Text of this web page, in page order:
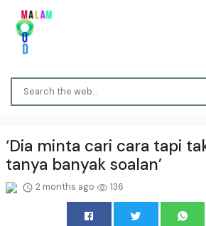
‘Dia minta cari cara tapi
tanya banyak soalan’
2 months ago 136